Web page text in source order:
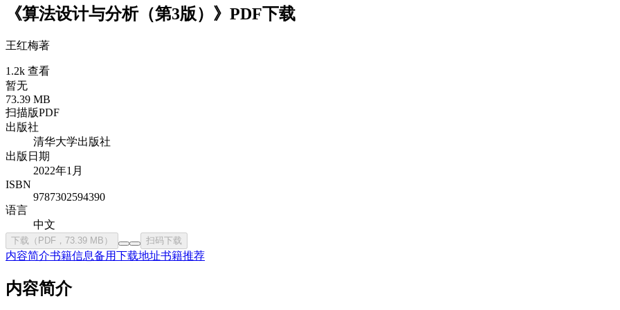
《算法设计与分析（第3版）》PDF下载
王红梅著
1.2k 查看
暂无
73.39 MB
扫描版PDF
出版社
清华大学出版社
出版日期
2022年1月
ISBN
9787302594390
语言
中文
下载（PDF，73.39 MB） 扫码下载
内容简介书籍信息备用下载地址书籍推荐
内容简介